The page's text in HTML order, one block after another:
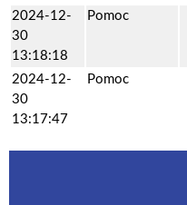
2024-12-
30
13:18:18
Pomoc
2024-12-
30
13:17:47
Pomoc